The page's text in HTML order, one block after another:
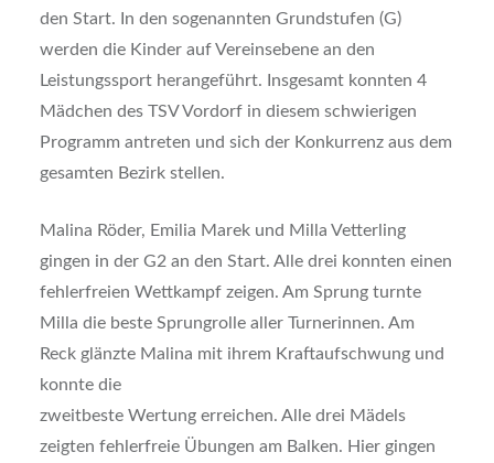
den Start. In den sogenannten Grundstufen (G)
werden die Kinder auf Vereinsebene an den
Leistungssport herangeführt. Insgesamt konnten 4
Mädchen des TSV Vordorf in diesem schwierigen
Programm antreten und sich der Konkurrenz aus dem
gesamten Bezirk stellen.
Malina Röder, Emilia Marek und Milla Vetterling
gingen in der G2 an den Start. Alle drei konnten einen
fehlerfreien Wettkampf zeigen. Am Sprung turnte
Milla die beste Sprungrolle aller Turnerinnen. Am
Reck glänzte Malina mit ihrem Kraftaufschwung und
konnte die
zweitbeste Wertung erreichen. Alle drei Mädels
zeigten fehlerfreie Übungen am Balken. Hier gingen